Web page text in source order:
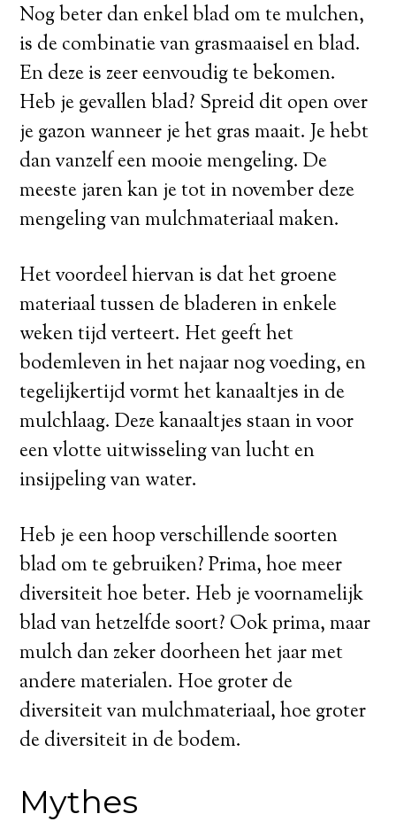
Nog beter dan enkel blad om te mulchen,
is de combinatie van grasmaaisel en blad.
En deze is zeer eenvoudig te bekomen.
Heb je gevallen blad? Spreid dit open over
je gazon wanneer je het gras maait. Je hebt
dan vanzelf een mooie mengeling. De
meeste jaren kan je tot in november deze
mengeling van mulchmateriaal maken.
Het voordeel hiervan is dat het groene
materiaal tussen de bladeren in enkele
weken tijd verteert. Het geeft het
bodemleven in het najaar nog voeding, en
tegelijkertijd vormt het kanaaltjes in de
mulchlaag. Deze kanaaltjes staan in voor
een vlotte uitwisseling van lucht en
insijpeling van water.
Heb je een hoop verschillende soorten
blad om te gebruiken? Prima, hoe meer
diversiteit hoe beter. Heb je voornamelijk
blad van hetzelfde soort? Ook prima, maar
mulch dan zeker doorheen het jaar met
andere materialen. Hoe groter de
diversiteit van mulchmateriaal, hoe groter
de diversiteit in de bodem.
Mythes